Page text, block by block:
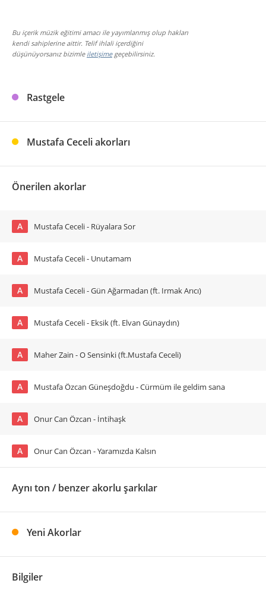
Bu içerik müzik eğitimi amacı ile yayımlanmış olup hakları
kendi sahiplerine aittir. Telif ihlali içerdiğini
düşünüyorsanız bizimle iletişimegeçebilirsiniz.
Rastgele
Mustafa Ceceli akorları
Önerilen akorlar
A Mustafa Ceceli - Rüyalara Sor
A Mustafa Ceceli - Unutamam
A Mustafa Ceceli - Gün Ağarmadan (ft. Irmak Arıcı)
A Mustafa Ceceli - Eksik (ft. Elvan Günaydın)
A Maher Zain - O Sensinki (ft.Mustafa Ceceli)
A Mustafa Özcan Güneşdoğdu - Cürmüm ile geldim sana
A Onur Can Özcan - İntihaşk
A Onur Can Özcan - Yaramızda Kalsın
Aynı ton / benzer akorlu şarkılar
Yeni Akorlar
Bilgiler